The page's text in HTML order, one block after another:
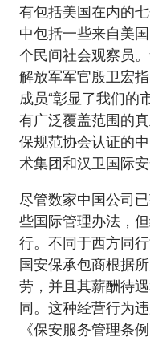
有包括美国在内的
中包括一些来自美
个民间社会观察员
解放军军官殷卫宏
成员“彰显了我们的
有广泛覆盖范围的
保规范协会认证的
术集团和汉卫国际
尽管数家中国公司
些国际管理办法，
行。不同于西方同
国安保承包商根据
劳，并且其薪酬待
同。这种经营行为
《保安服务管理条